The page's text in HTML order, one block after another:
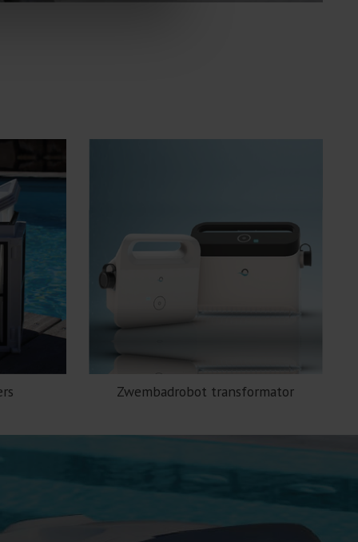
Zwembadrobot transformator